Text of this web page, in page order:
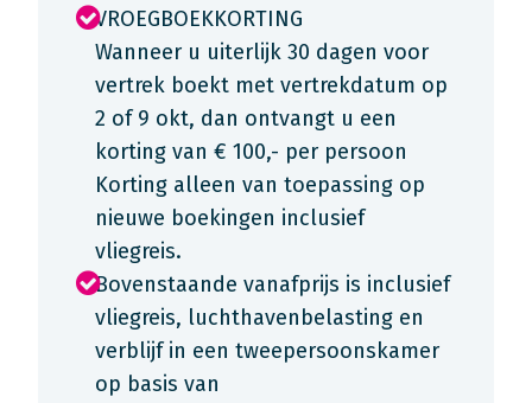
VROEGBOEKKORTING
Wanneer u uiterlijk 30 dagen voor
vertrek boekt met vertrekdatum op
2 of 9 okt, dan ontvangt u een
korting van € 100,- per persoon
Korting alleen van toepassing op
nieuwe boekingen inclusief
vliegreis.
Bovenstaande vanafprijs is inclusief
vliegreis, luchthavenbelasting en
verblijf in een tweepersoonskamer
op basis van